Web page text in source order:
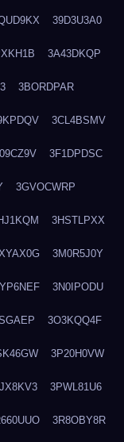
39D3U3A0
3A43DKQP
3BORDPAR
3CL4BSMV
3F1DPDSC
3GVOCWRP
3HSTLPXX
3M0R5J0Y
3N0IPODU
3O3KQQ4F
3P20H0VW
3PWL81U6
3R8OBY8R